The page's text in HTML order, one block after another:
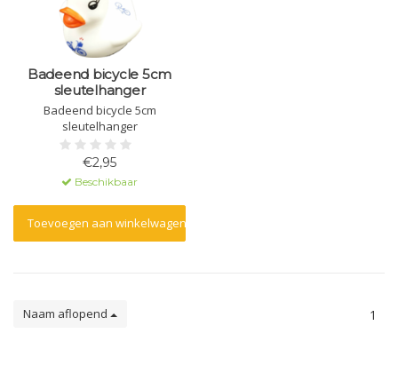
Badeend bicycle 5cm
sleutelhanger
Badeend bicycle 5cm
sleutelhanger
€2,95
Beschikbaar
Toevoegen aan winkelwagen
Naam aflopend 1